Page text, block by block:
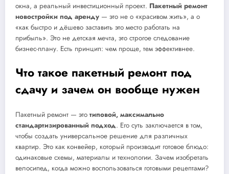
окна, а реальный инвестиционный проект. Пакетный ремонт
новостройки под аренду — это не о «красивом жить», а о
«как быстро и дёшево заставить это место работать на
прибыль». Это не детская мечта, это строгое следование
бизнес-плану. Есть принцип: чем проще, тем эффективнее.
Что такое пакетный ремонт под
сдачу и зачем он вообще нужен
Пакетный ремонт — это типовой, максимально
стандартизированный подход. Его суть заключается в том,
чтобы создать универсальное решение для различных
квартир. Это как конвейер, который производит готовое блюдо:
одинаковые схемы, материалы и технологии. Зачем изобретать
велосипед, когда можно воспользоваться готовыми рецептами?